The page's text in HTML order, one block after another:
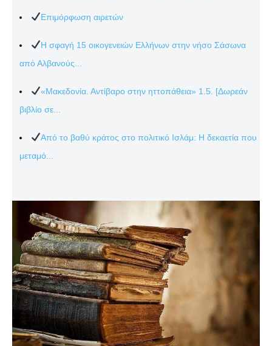
Επιμόρφωση αιρετών
Η σφαγή 15 οικογενειών Ελλήνων στην νήσο Σάσωνα
από Αλβανούς...
«Μακεδονία. Αντίβαρο στην ηττοπάθεια» 1.5. [Δωρεάν
βιβλίο σε...
Από το βαθύ κράτος στο πολιτικό Ισλάμ: Η δεκαετία που
μεταμό...